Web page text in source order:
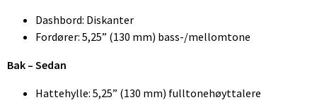
Dashbord: Diskanter
Fordører: 5,25” (130 mm) bass-/mellomtone
Bak – Sedan
Hattehylle: 5,25” (130 mm) fulltonehøyttalere